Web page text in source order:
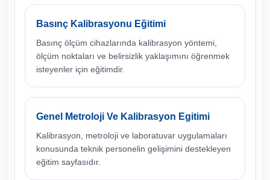
Basınç Kalibrasyonu Eğitimi
Basınç ölçüm cihazlarında kalibrasyon yöntemi,
ölçüm noktaları ve belirsizlik yaklaşımını öğrenmek
isteyenler için eğitimdir.
Genel Metroloji Ve Kalibrasyon Egitimi
Kalibrasyon, metroloji ve laboratuvar uygulamaları
konusunda teknik personelin gelişimini destekleyen
eğitim sayfasıdır.